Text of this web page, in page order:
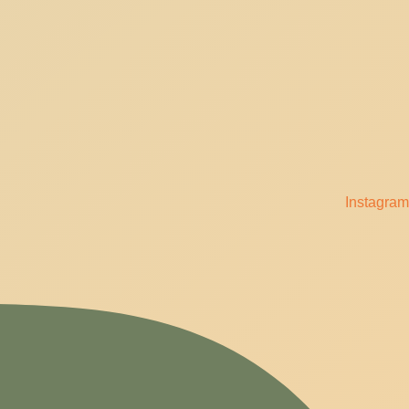
Instagram